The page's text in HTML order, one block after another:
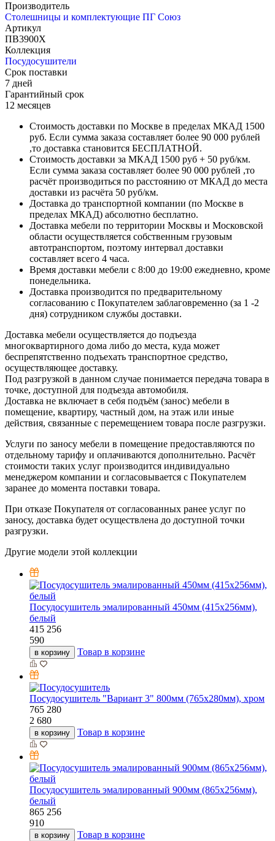
Производитель
Столешницы и комплектующие ПГ Союз
Артикул
ПВ3900Х
Коллекция
Посудосушители
Срок поставки
7 дней
Гарантийный срок
12 месяцев
Стоимость доставки по Москве в пределах МКАД 1500
руб. Если сумма заказа составляет более 90 000 рублей
,то доставка становится БЕСПЛАТНОЙ.
Стоимость доставки за МКАД 1500 руб + 50 руб/км.
Если сумма заказа составляет более 90 000 рублей ,то
расчёт производиться по расстоянию от МКАД до места
доставки из расчёта 50 руб/км.
Доставка до транспортной компании (по Москве в
пределах МКАД) абсолютно бесплатно.
Доставка мебели по территории Москвы и Московской
области осуществляется собственным грузовым
автотранспортом, поэтому интервал доставки
составляет всего 4 часа.
Время доставки мебели с 8:00 до 19:00 ежедневно, кроме
понедельника.
Доставка производится по предварительному
согласованию с Покупателем заблаговременно (за 1 -2
дня) сотрудником службы доставки.
Доставка мебели осуществляется до подъезда
многоквартирного дома либо до места, куда может
беспрепятственно подъехать транспортное средство,
осуществляющее доставку.
Под разгрузкой в данном случае понимается передача товара в
точке, доступной для подъезда автомобиля.
Доставка не включает в себя подъём (занос) мебели в
помещение, квартиру, частный дом, на этаж или иные
действия, связанные с перемещением товара после разгрузки.
Услуги по заносу мебели в помещение предоставляются по
отдельному тарифу и оплачиваются дополнительно. Расчёт
стоимости таких услуг производится индивидуально
менеджером компании и согласовывается с Покупателем
заранее до момента поставки товара.
При отказе Покупателя от согласованных ранее услуг по
заносу, доставка будет осуществлена до доступной точки
разгрузки.
Другие модели этой коллекции
Посудосушитель эмалированный 450мм (415х256мм),
белый
415 256
590
в корзину Товар в корзине
Посудосушитель "Вариант 3" 800мм (765х280мм), хром
765 280
2 680
в корзину Товар в корзине
Посудосушитель эмалированный 900мм (865х256мм),
белый
865 256
910
в корзину Товар в корзине